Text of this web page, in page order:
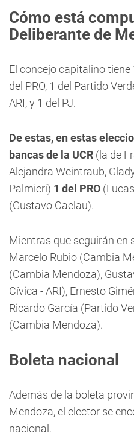
Cómo está
Deliberante de
El concejo capitalino tiene
del PRO, 1 del Partido
ARI, y 1 del PJ.
De estas, en estas
bancas de la UCR (la de
Alejandra Weintraub,
Palmieri) 1 del PRO
(Gustavo Caelau).
Mientras que seguirán en
Marcelo Rubio (Cambia
(Cambia Mendoza),
Cívica - ARI), Ernesto
Ricardo García (Partido
(Cambia Mendoza).
Boleta nacional
Además de la boleta
Mendoza, el elector se
nacional.